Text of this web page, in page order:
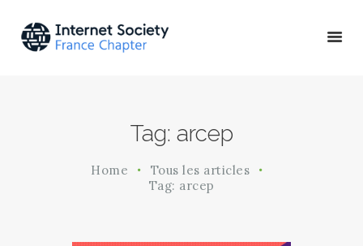
Tag: arcep
Home
Tous les articles
Tag: arcep
ACTU & ÉVÉNEMENTS
MISSIONS & PROJETS
A PROPOS